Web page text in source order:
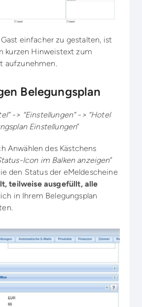
einfacher zu gestalten, ist
kurzen Hinweistext zum
aufzunehmen.
Belegungsplan
-> “Einstellungen” -> “Hotel
Einstellungen”
Anwählen des Kästchens
Icon im Balken anzeigen”
den Status der eMeldescheine
teilweise ausgefüllt, alle
in Ihrem Belegungsplan